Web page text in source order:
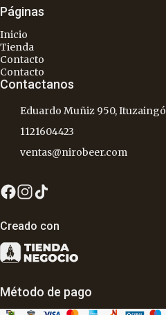
Páginas
Inicio
Tienda
Contacto
Contacto
Contactanos
Eduardo Muñiz 950, Ituzaingó
1121604423
ventas@nirobeer.com
Creado con
Método de pago